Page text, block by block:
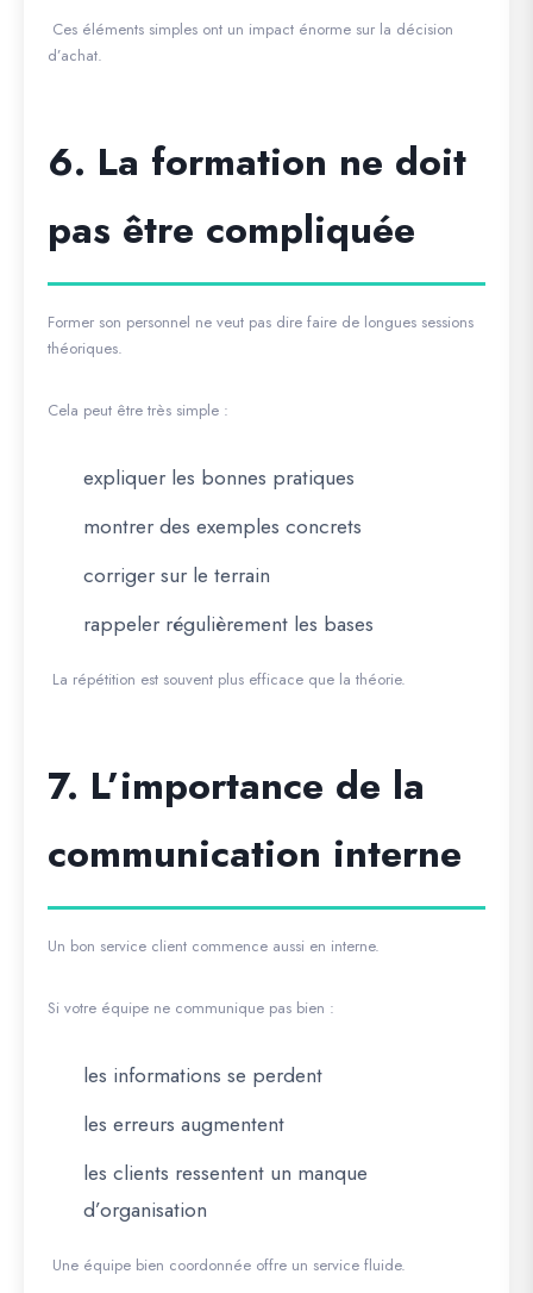
Ces éléments simples ont un impact énorme sur la décision
d’achat.
6. La formation ne doit
pas être compliquée
Former son personnel ne veut pas dire faire de longues sessions
théoriques.
Cela peut être très simple :
expliquer les bonnes pratiques
montrer des exemples concrets
corriger sur le terrain
rappeler régulièrement les bases
La répétition est souvent plus efficace que la théorie.
7. L’importance de la
communication interne
Un bon service client commence aussi en interne.
Si votre équipe ne communique pas bien :
les informations se perdent
les erreurs augmentent
les clients ressentent un manque
d’organisation
Une équipe bien coordonnée offre un service fluide.